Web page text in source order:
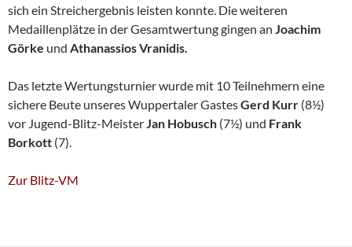
sich ein Streichergebnis leisten konnte. Die weiteren
Medaillenplätze in der Gesamtwertung gingen an Joachim
Görke und AthanassiosVranidis.
Das letzte Wertungsturnier wurde mit 10 Teilnehmern eine
sichere Beute unseres Wuppertaler GastesGerd Kurr (8½)
vor Jugend-Blitz-MeisterJan Hobusch (7½) und Frank
Borkott (7).
Zur Blitz-VM